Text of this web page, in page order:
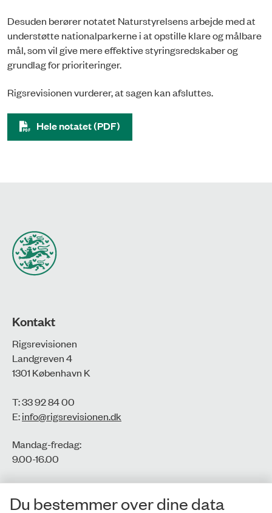
Desuden berører notatet Naturstyrelsens arbejde med at
understøtte nationalparkerne i at opstille klare og målbare
mål, som vil give mere effektive styringsredskaber og
grundlag for prioriteringer.
Rigsrevisionen vurderer, at sagen kan afsluttes.
Hele notatet (PDF)
Kontakt
Rigsrevisionen
Landgreven 4
1301 København K
T: 33 92 84 00
E:info@rigsrevisionen.dk
Mandag-fredag:
9.00-16.00​
CVR-nr.: 77806113
EAN-nr.: 5798000016002
Du bestemmer over dine data